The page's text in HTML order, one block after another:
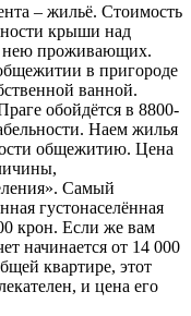
– жильё. Стоимость
крыши над
нею проживающих.
в пригороде
ванной.
обойдётся в 8800-
Наем жилья
общежитию. Цена
Самый
густонаселённая
крон. Если же вам
начинается от 14 000
квартире, этот
и цена его